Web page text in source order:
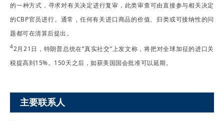
的一种方式，寻求对有关决定进行复审，此类审查可由直接参与相关决定
的CBP官员进行。通常，任何有关进口商品的价值、归类或可接纳性的问
题都可在清算后提出。
42月21日，特朗普总统在“真实社交”上发文称，将把对全球加征的进口关
税提高到15%。150天之后，如获美国国会批准可以延期。
主要联系人